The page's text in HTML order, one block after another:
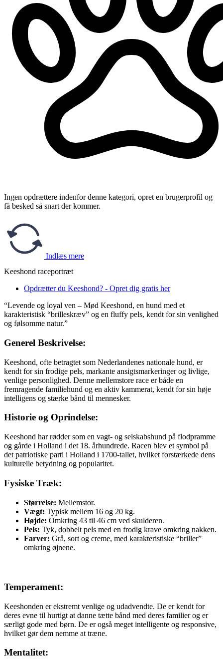
Ingen opdrættere indenfor denne kategori, opret en brugerprofil og
få besked så snart der kommer.
Indlæs mere
Keeshond raceportræt
Opdrætter du Keeshond? - Opret dig gratis her
“Levende og loyal ven – Mød Keeshond, en hund med et
karakteristisk “brilleskræv” og en fluffy pels, kendt for sin venlighed
og følsomme natur.”
Generel Beskrivelse:
Keeshond, ofte betragtet som Nederlandenes nationale hund, er
kendt for sin frodige pels, markante ansigtsmarkeringer og livlige,
venlige personlighed. Denne mellemstore race er både en
fremragende familiehund og en aktiv kammerat, kendt for sin høje
intelligens og stærke bånd til mennesker.
Historie og Oprindelse:
Keeshond har rødder som en vagt- og selskabshund på flodpramme
og gårde i Holland i det 18. århundrede. Racen blev et symbol på
det patriotiske parti i Holland i 1700-tallet, hvilket forstærkede dens
kulturelle betydning og popularitet.
Fysiske Træk:
Størrelse: Mellemstor.
Vægt: Typisk mellem 16 og 20 kg.
Højde: Omkring 43 til 46 cm ved skulderen.
Pels: Tyk, dobbelt pels med en frodig krave omkring nakken.
Farver: Grå, sort og creme, med karakteristiske “briller”
omkring øjnene.
Temperament:
Keeshonden er ekstremt venlige og udadvendte. De er kendt for
deres evne til hurtigt at danne tætte bånd med deres familier og er
særligt gode med børn. De er også meget intelligente og responsive,
hvilket gør dem nemme at træne.
Mentalitet: